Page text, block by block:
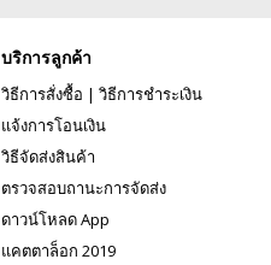
บริการลูกค้า
วิธีการสั่งซื้อ | วิธีการชำระเงิน
แจ้งการโอนเงิน
วิธีจัดส่งสินค้า
ตรวจสอบถานะการจัดส่ง
ดาวน์โหลด App
แคตตาล็อก 2019